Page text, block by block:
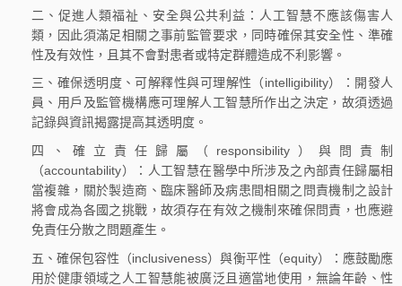
二、促進人類福祉、安全與公共利益：人工智慧不應該傷害人
類，因此須滿足相關之事前監管要求，同時確保其安全性、準確
性及有效性，且其不會對患者或特定群體造成不利影響。
三、確保透明度、可解釋性與可理解性（intelligibility）：開發人
員、用戶及監管機構應可理解人工智慧所作出之決定，故須透過
記錄與資訊揭露提高其透明度。
四、確立責任歸屬（responsibility）與問責制
（accountability）：人工智慧在醫學中所涉及之內部責任歸屬相
當複雜，關於製造商、臨床醫師及病患間相關之問責機制之設計
將會成為各國之挑戰，故須存在有效之機制來確保問責，也應避
免責任分散之問題產生。
五、確保包容性（inclusiveness）與衡平性（equity）：應鼓勵應
用於健康領域之人工智慧能被廣泛且適當地使用，無論年齡、性